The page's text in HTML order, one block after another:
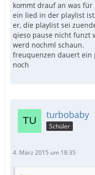
kommt drauf an was
ein lied in der playlist
er, die playlist sei
qieso pause nicht funzt
werd nochml schaun.
freuquenzen dauert ein
noch
turbobaby
Schüler
4. März 2015 um 18:35